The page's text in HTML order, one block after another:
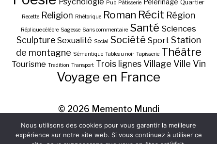
Pub Pâtisserie Quartier
Recette Religion Rhétorique Roman Récit Région
Réplique célèbre Sagesse Sans commentaire Santé Sciences
Sculpture Sexualité Social Société Sport Station
de montagne Sémantique Tableau noir Tapisserie Théâtre
Tourisme Tradition Transport Trois lignes Village Ville Vin
Voyage en France
© 2026 Memento Mundi
Nous utilisons des cookies pour vous garantir la meilleure
expérience sur notre site web. Si vous continuez à utiliser ce